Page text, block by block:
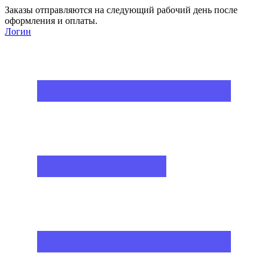
Заказы отправляются на следующий рабочий день после
оформления и оплаты.
Логин